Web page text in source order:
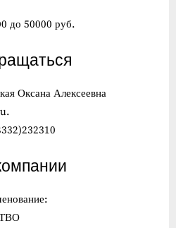
до 50000 руб.
Оксана Алексеевна